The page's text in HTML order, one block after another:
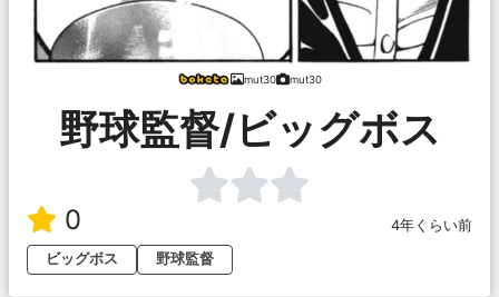
mut30 mut30
野球監督/ビッグボス
0
4年くらい前
ビッグボス
野球監督